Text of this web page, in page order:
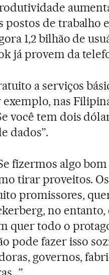
postos de trabalho
1,2 bilhão de
já provem da
a serviços
nas
você tem dois
dados”.
fizermos algo
tirar proveitos.
promissores,
no entanto,
quer todo o
pode fazer isso
governos,